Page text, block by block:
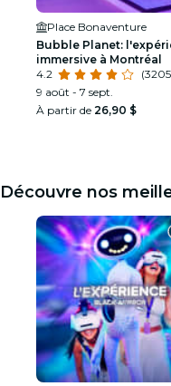
Place Bonaventure
Bubble Planet:
immersive à Montréal
4.2
9 août - 7 sept.
À partir de 26,90 $
Découvre nos